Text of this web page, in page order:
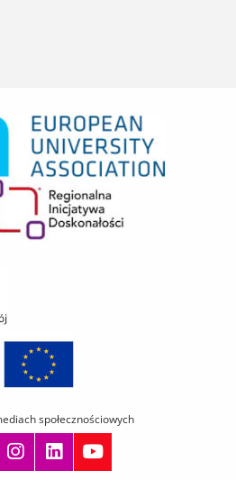
społecznościowych